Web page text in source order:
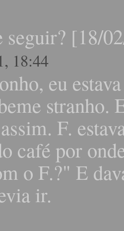
seguir? [18/
18:44
eu
stranho.
F.
café por
o F.?" E
ir.